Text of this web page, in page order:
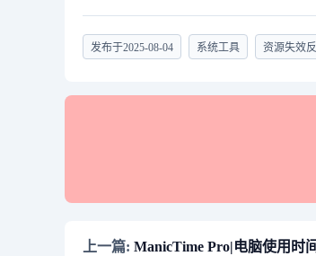
发布于2025-08-04 系统工具 资源失效
上一篇: ManicTime Pro|电脑使用时